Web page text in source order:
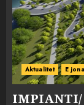
Aktualitet E jona
IMPIANTI/